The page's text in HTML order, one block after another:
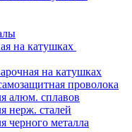
на катушках
на катушках
проволока
алюм. сплавов
нерж. сталей
черного металла